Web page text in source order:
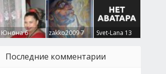
Юнона6 zakko20097 Svet-Lana 13
Последние комментарии